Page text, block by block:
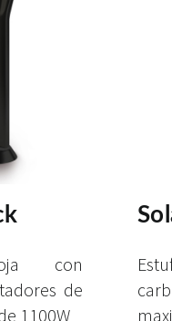
con
de
1100W